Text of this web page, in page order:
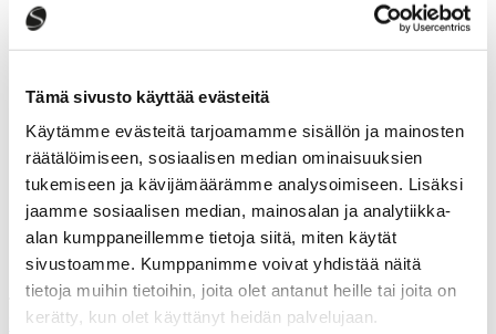
Tämä sivusto käyttää evästeitä
Käytämme evästeitä tarjoamamme sisällön ja mainosten
räätälöimiseen, sosiaalisen median ominaisuuksien
tukemiseen ja kävijämäärämme analysoimiseen. Lisäksi
jaamme sosiaalisen median, mainosalan ja analytiikka-
alan kumppaneillemme tietoja siitä, miten käytät
sivustoamme. Kumppanimme voivat yhdistää näitä
tietoja muihin tietoihin, joita olet antanut heille tai joita on
kerätty, kun olet käyttänyt heidän palvelujaan.
Kaupunki-info
Päätöksenteko
Hyvinvointi, osallisuus ja vaikuttaminen
Talous ja hankinnat
Asiointipiste
Saarijärven kaupungin hankkeet
Vaalit
Yhteydenottolomake
Yrityshakemisto
Tekstikoko
Tekstin pienentäminen
Tekstin suurentaminen
Kontrasti